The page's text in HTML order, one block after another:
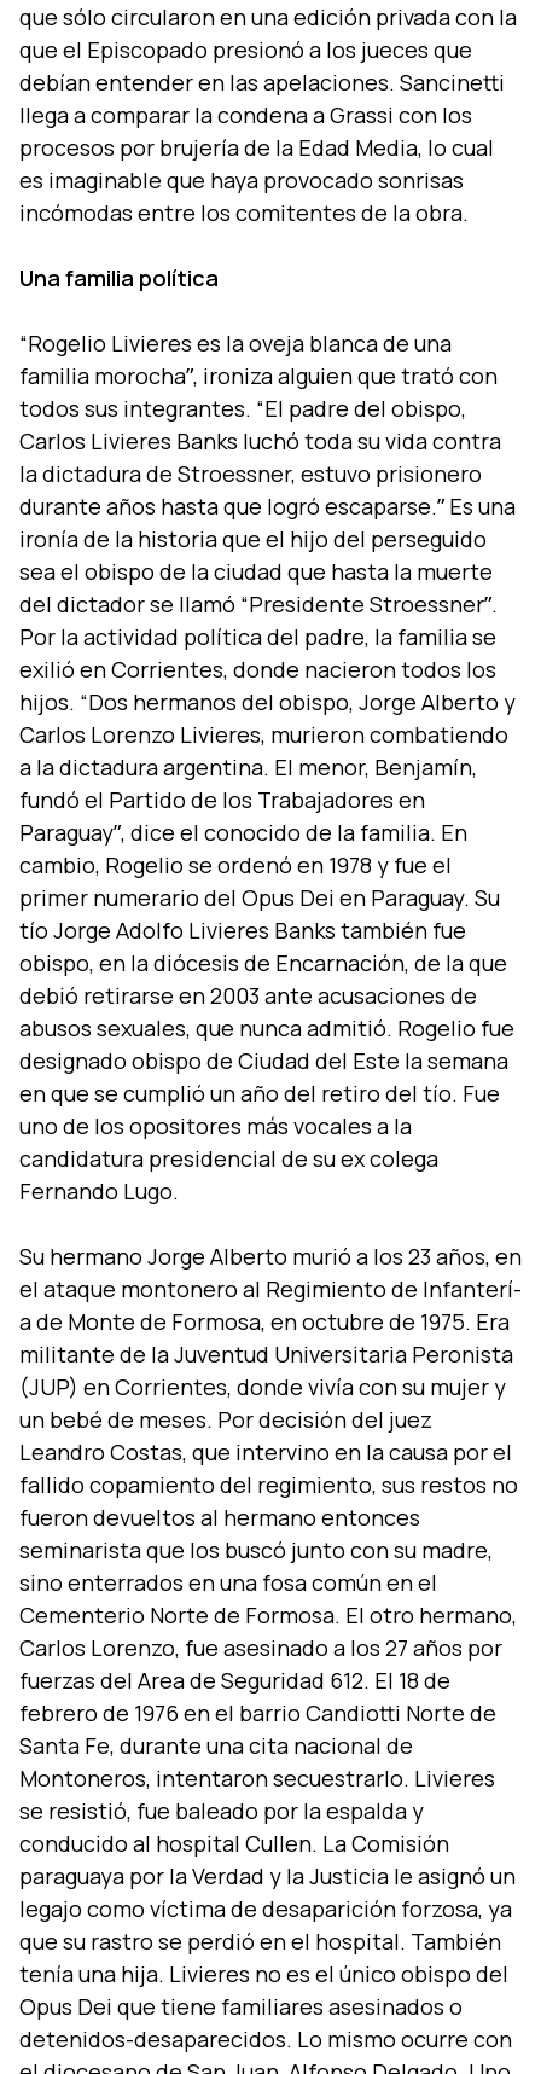
que sólo circularon en una edición privada con la
que el Episcopado presionó a los jueces que
debí­an entender en las apelaciones. Sancinetti
llega a comparar la condena a Grassi con los
procesos por brujerí­a de la Edad Media, lo cual
es imaginable que haya provocado sonrisas
incómodas entre los comitentes de la obra.
Una familia polí­tica
“Rogelio Livieres es la oveja blanca de una
familia morochaˮ, ironiza alguien que trató con
todos sus integrantes. “El padre del obispo,
Carlos Livieres Banks luchó toda su vida contra
la dictadura de Stroessner, estuvo prisionero
durante años hasta que logró escaparse.ˮ Es una
ironí­a de la historia que el hijo del perseguido
sea el obispo de la ciudad que hasta la muerte
del dictador se llamó “Presidente Stroessnerˮ.
Por la actividad polí­tica del padre, la familia se
exilió en Corrientes, donde nacieron todos los
hijos. “Dos hermanos del obispo, Jorge Alberto y
Carlos Lorenzo Livieres, murieron combatiendo
a la dictadura argentina. El menor, Benjamí­n,
fundó el Partido de los Trabajadores en
Paraguayˮ, dice el conocido de la familia. En
cambio, Rogelio se ordenó en 1978 y fue el
primer numerario del Opus Dei en Paraguay. Su
tí­o Jorge Adolfo Livieres Banks también fue
obispo, en la diócesis de Encarnación, de la que
debió retirarse en 2003 ante acusaciones de
abusos sexuales, que nunca admitió. Rogelio fue
designado obispo de Ciudad del Este la semana
en que se cumplió un año del retiro del tí­o. Fue
uno de los opositores más vocales a la
candidatura presidencial de su ex colega
Fernando Lugo.
Su hermano Jorge Alberto murió a los 23 años, en
el ataque montonero al Regimiento de Infanterí­
a de Monte de Formosa, en octubre de 1975. Era
militante de la Juventud Universitaria Peronista
(JUP) en Corrientes, donde viví­a con su mujer y
un bebé de meses. Por decisión del juez
Leandro Costas, que intervino en la causa por el
fallido copamiento del regimiento, sus restos no
fueron devueltos al hermano entonces
seminarista que los buscó junto con su madre,
sino enterrados en una fosa común en el
Cementerio Norte de Formosa. El otro hermano,
Carlos Lorenzo, fue asesinado a los 27 años por
fuerzas del Area de Seguridad 612. El 18 de
febrero de 1976 en el barrio Candiotti Norte de
Santa Fe, durante una cita nacional de
Montoneros, intentaron secuestrarlo. Livieres
se resistió, fue baleado por la espalda y
conducido al hospital Cullen. La Comisión
paraguaya por la Verdad y la Justicia le asignó un
legajo como ví­ctima de desaparición forzosa, ya
que su rastro se perdió en el hospital. También
tení­a una hija. Livieres no es el único obispo del
Opus Dei que tiene familiares asesinados o
detenidos-desaparecidos. Lo mismo ocurre con